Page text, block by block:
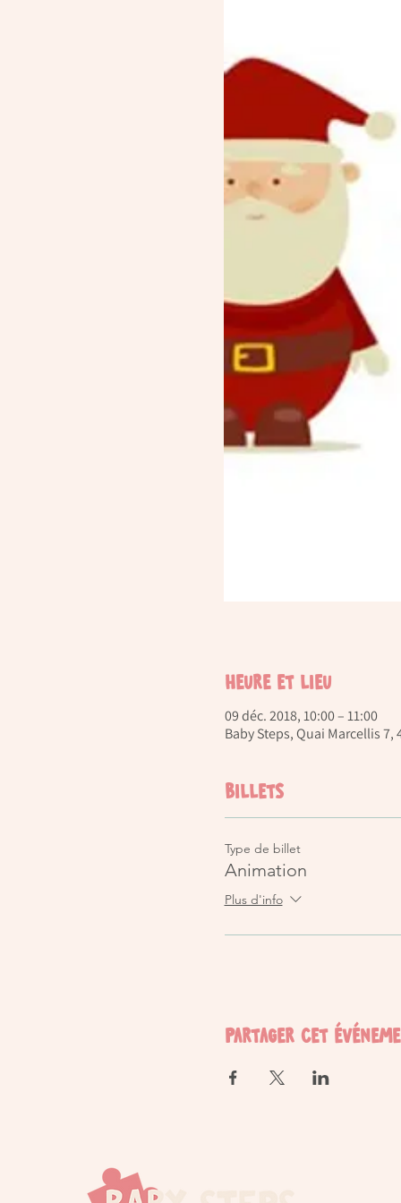
Heure et lieu
09 déc. 2018, 10:00 – 11:00
Baby Steps, Quai Marcellis 7,
Billets
Type de billet
Animation
Plus d'info
Partager cet